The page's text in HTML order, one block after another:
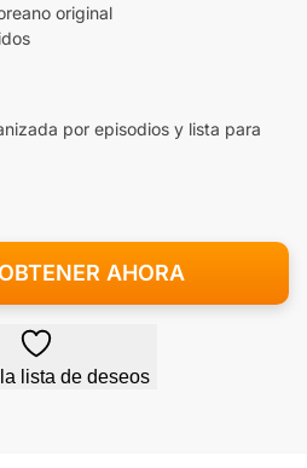
original
por episodios y lista para
OBTENER AHORA
lista de deseos